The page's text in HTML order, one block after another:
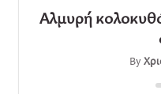
Αλμυρή
By